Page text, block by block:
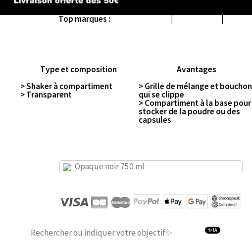
Top marques :
Type et composition
> Shaker à compartiment
> Transparent
Avantages
> Grille de mélange et bouchon
qui se clippe
> Compartiment à la base pour
stocker de la poudre ou des
capsules
Opaque noir 750 ml
✨ IA